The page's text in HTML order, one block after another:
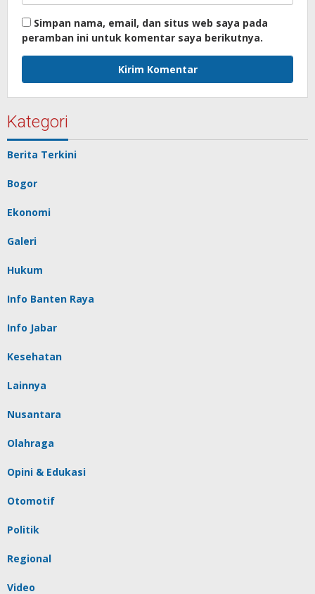
Simpan nama, email, dan situs web saya pada
peramban ini untuk komentar saya berikutnya.
Kategori
Berita Terkini
Bogor
Ekonomi
Galeri
Hukum
Info Banten Raya
Info Jabar
Kesehatan
Lainnya
Nusantara
Olahraga
Opini & Edukasi
Otomotif
Politik
Regional
Video